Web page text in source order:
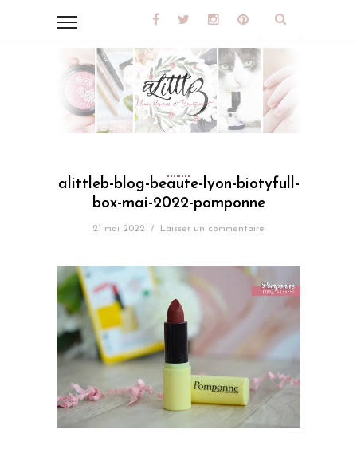
alittleb-blog-beaute-lyon-biotyfull-
box-mai-2022-pomponne
21 mai 2022 / Laisser un commentaire